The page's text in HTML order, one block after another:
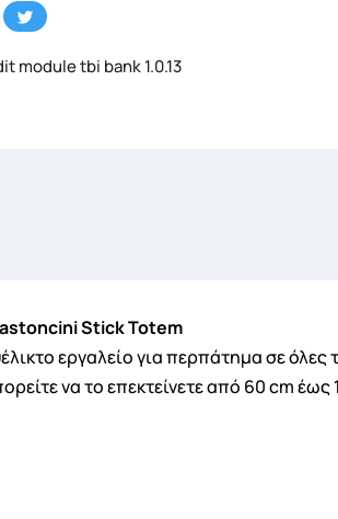
Stick Totem
εργαλείο για περπάτημα σε
να το επεκτείνετε από 60 cm έως